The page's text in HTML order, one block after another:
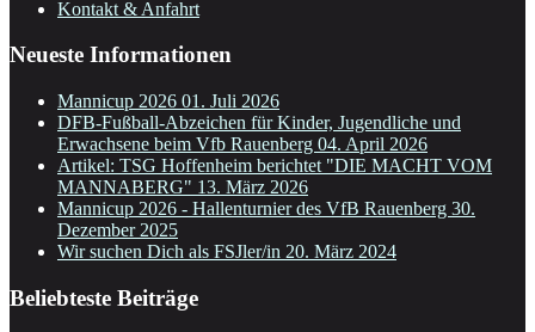
Kontakt & Anfahrt
Neueste Informationen
Mannicup 2026 01. Juli 2026
DFB-Fußball-Abzeichen für Kinder, Jugendliche und
Erwachsene beim Vfb Rauenberg 04. April 2026
Artikel: TSG Hoffenheim berichtet "DIE MACHT VOM
MANNABERG" 13. März 2026
Mannicup 2026 - Hallenturnier des VfB Rauenberg 30.
Dezember 2025
Wir suchen Dich als FSJler/in 20. März 2024
Beliebteste Beiträge